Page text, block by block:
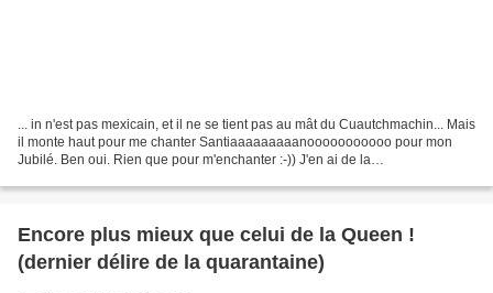
... in n'est pas mexicain, et il ne se tient pas au mât du Cuautchmachin... Mais
il monte haut pour me chanter Santiaaaaaaaaanooooooooooo pour mon
Jubilé. Ben oui. Rien que pour m'enchanter :-)) J'en ai de la
Encore plus mieux que celui de la Queen !
(dernier délire de la quarantaine)